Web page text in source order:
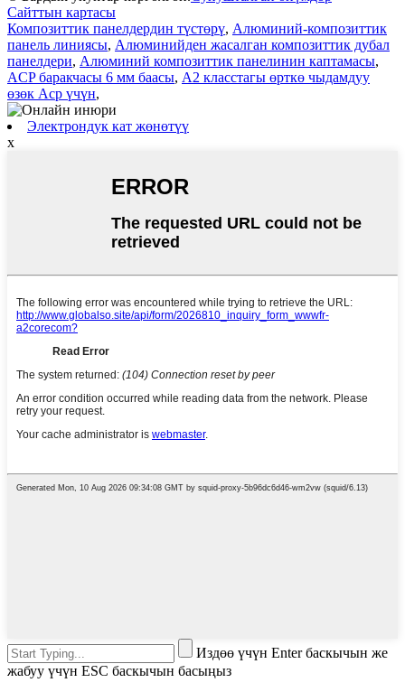
Сайттын картасы
Композиттик панелдердин түстөрү, Алюминий-композиттик
панель линиясы, Алюминийден жасалган композиттик дубал
панелдери, Алюминий композиттик панелинин каптамасы,
ACP баракчасы 6 мм баасы, A2 класстагы өрткө чыдамдуу
өзөк Acp үчүн,
Электрондук кат жөнөтүү
x
Издөө үчүн Enter баскычын же
жабуу үчүн ESC баскычын басыңыз